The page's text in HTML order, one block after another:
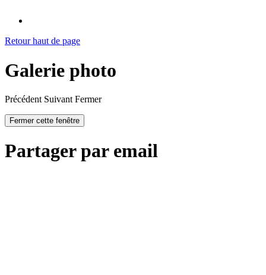
Retour haut de page
Galerie photo
Précédent Suivant Fermer
Fermer cette fenêtre
Partager par email